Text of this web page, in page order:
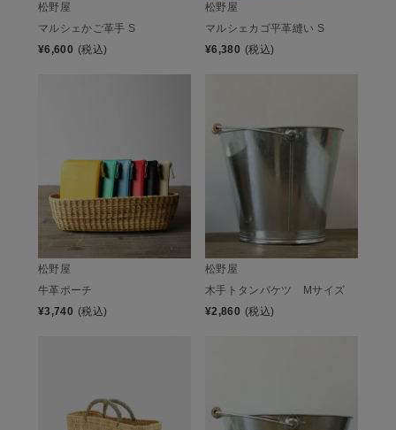
松野屋
マルシェかご革手 S
¥6,600 (税込)
松野屋
マルシェカゴ平革縫い S
¥6,380 (税込)
松野屋
牛革ポーチ
¥3,740 (税込)
松野屋
木手トタンバケツ Mサイズ
¥2,860 (税込)